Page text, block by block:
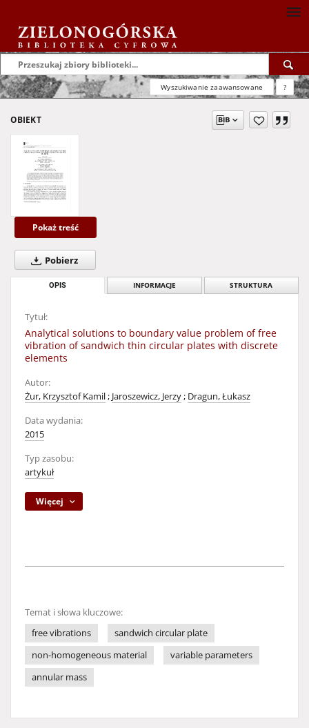
Wyszukiwanie zaawansowane ?
OBIEKT
Pokaż treść
Pobierz
OPIS INFORMACJE STRUKTURA
Tytuł:
Analytical solutions to boundary value problem of free
vibration of sandwich thin circular plates with discrete
elements
Autor:
Żur, Krzysztof Kamil; Jaroszewicz, Jerzy; Dragun, Łukasz
Data wydania:
2015
Typ zasobu:
artykuł
Więcej
Temat i słowa kluczowe:
free vibrations
sandwich circular plate
non-homogeneous material
variable parameters
annular mass